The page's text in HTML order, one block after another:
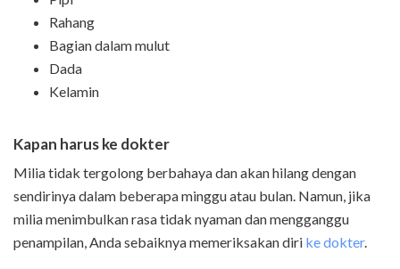
Rahang
Bagian dalam mulut
Dada
Kelamin
Kapan harus ke dokter
Milia tidak tergolong berbahaya dan akan hilang dengan
sendirinya dalam beberapa minggu atau bulan. Namun, jika
milia menimbulkan rasa tidak nyaman dan mengganggu
penampilan, Anda sebaiknya memeriksakan diri ke dokter.